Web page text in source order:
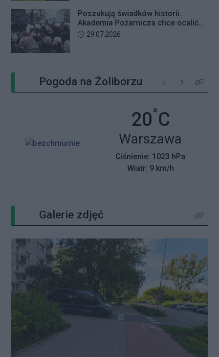
Poszukują świadków historii.
Akademia Pożarnicza chce ocalić
wspomnienia z pamiętnego strajku
Data dodania artykułu:
29.07.2026
Pogoda na Żoliborzu Poprzednie
NastępneKliknij
20°C
Miasto:
Warszawa
Ciśnienie: 1023 hPa
Wiatr: 9 km/h
Galerie zdjęć Kliknij